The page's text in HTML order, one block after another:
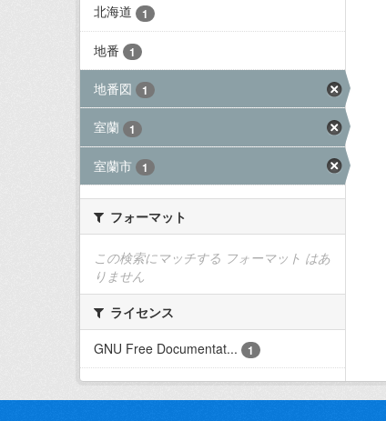
北海道 1
地番 1
地番図 1
室蘭 1
室蘭市 1
フォーマット
この検索にマッチする フォーマット はあ
りません
ライセンス
GNU Free Documentat...
1